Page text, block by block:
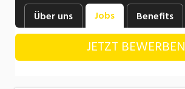
Industrie, Maschinenbau,
Produktion
Informatik, Telekommunikation
Über uns Jobs Benefits
JETZT BEWERBEN